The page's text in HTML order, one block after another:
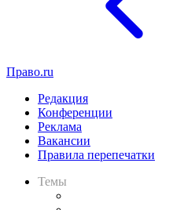
Право.ru
Редакция
Конференции
Реклама
Вакансии
Правила перепечатки
Темы